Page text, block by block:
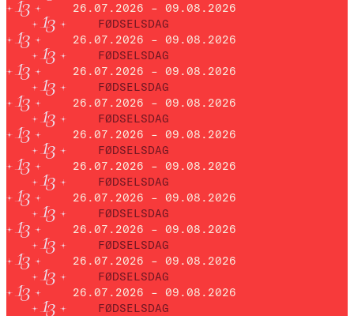
26.07.2026 – 09.08.2026
FØDSELSDAG
26.07.2026 – 09.08.2026
FØDSELSDAG
26.07.2026 – 09.08.2026
FØDSELSDAG
26.07.2026 – 09.08.2026
FØDSELSDAG
26.07.2026 – 09.08.2026
FØDSELSDAG
26.07.2026 – 09.08.2026
FØDSELSDAG
26.07.2026 – 09.08.2026
FØDSELSDAG
26.07.2026 – 09.08.2026
FØDSELSDAG
26.07.2026 – 09.08.2026
FØDSELSDAG
26.07.2026 – 09.08.2026
FØDSELSDAG